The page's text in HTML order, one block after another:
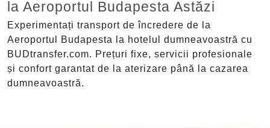
la Aeroportul Budapesta Astăzi
Experimentați transport de încredere de la
Aeroportul Budapesta la hotelul dumneavoastră cu
BUDtransfer.com. Prețuri fixe, servicii profesionale
și confort garantat de la aterizare până la cazarea
dumneavoastră.